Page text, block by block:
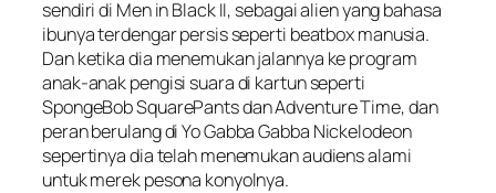
sendiri di Men in Black II, sebagai alien yang bahasa
ibunya terdengar persis seperti beatbox manusia.
Dan ketika dia menemukan jalannya ke program
anak-anak pengisi suara di kartun seperti
SpongeBob SquarePants dan Adventure Time, dan
peran berulang di Yo Gabba Gabba Nickelodeon
sepertinya dia telah menemukan audiens alami
untuk merek pesona konyolnya.